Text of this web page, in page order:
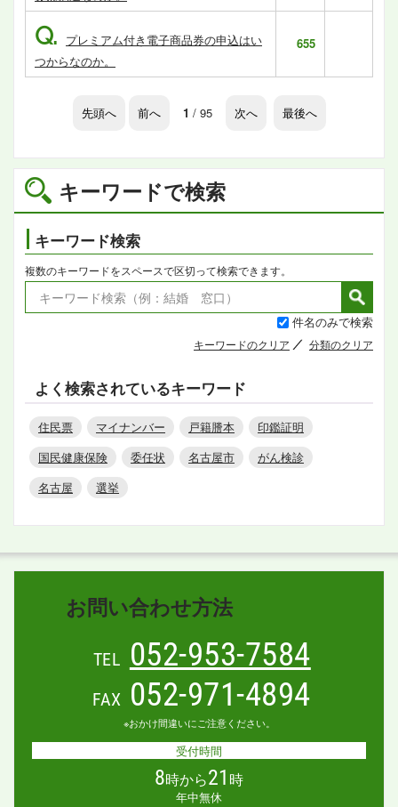
キーワードで検索
キーワード検索
複数のキーワードをスペースで区切って検索できます。
件名のみで検索
キーワードのクリア 分類のクリア
よく検索されているキーワード
住民票 マイナンバー 戸籍謄本
印鑑証明
国民健康保険
委任状 名古屋市
がん検診
名古屋
選挙
Q. プレミアム付き電子商品券の申込はい
つからなのか。
655
先頭へ 前へ 1 / 95 次へ 最後へ
お問い合わせ方法
TEL 052-953-7584
FAX 052-971-4894
※おかけ間違いにご注意ください。
受付時間
8時から21 時
年中無休